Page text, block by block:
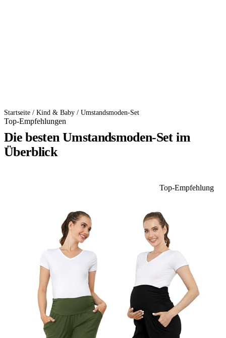
Startseite / Kind & Baby / Umstandsmoden-Set
Top-Empfehlungen
Die besten Umstandsmoden-Set im
Überblick
Top-Empfehlung